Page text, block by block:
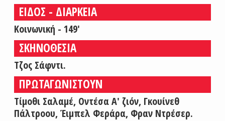
ΕΙΔΟΣ - ΔΙΑΡΚΕΙΑ
Κοινωνική - 149'
ΣΚΗΝΟΘΕΣΙΑ
Τζος Σάφντι.
ΠΡΩΤΑΓΩΝΙΣΤΟΥΝ
Τίμοθι Σαλαμέ, Οντέσα Α' ζιόν, Γκουίνεθ
Πάλτροου, Έιμπελ Φεράρα, Φραν Ντρέσερ.